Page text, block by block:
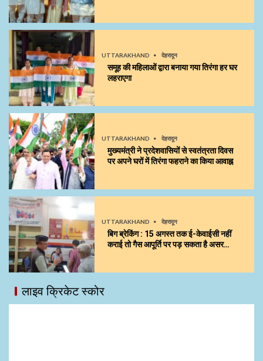
UTTARAKHAND देहरादून
समूह की महिलाओं द्वारा बनाया गया तिरंगा हर घर
लहराएगा
UTTARAKHAND देहरादून
मुख्यमंत्री ने प्रदेशवासियों से स्वतंत्रता दिवस
पर अपने घरों में तिरंगा फहराने का किया आवाह्न
UTTARAKHAND देहरादून
बिग ब्रेकिंग : 15 अगस्त तक ई-केवाईसी नहीं
कराई तो गैस आपूर्ति पर पड़ सकता है असर…
लाइव क्रिकेट स्कोर